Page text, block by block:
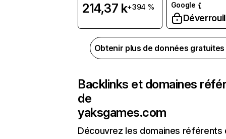
214,37 k+394 %
Google
Obtenir plus de données
Backlinks et domaines
de
yaksgames.com
Découvrez les domaines référents